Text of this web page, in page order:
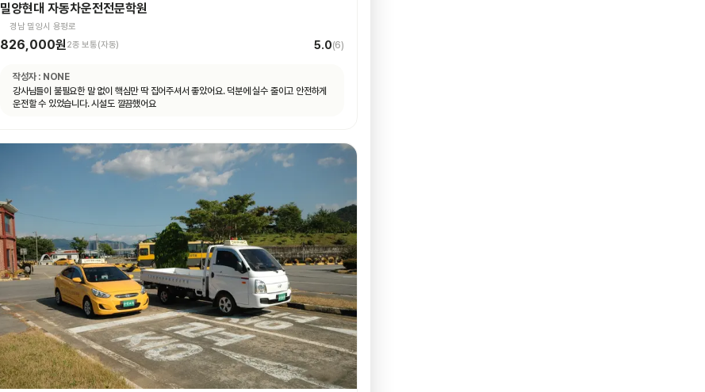
밀양현대 자동차운전전문학원
경남 밀양시 용평로
826,000원2종 보통(자동) 5.0(6)
작성자 : NONE
강사님들이 불필요한 말 없이 핵심만 딱 집어주셔서 좋았어요. 덕분에 실수 줄이고 안전하게
운전할 수 있었습니다. 시설도 깔끔했어요